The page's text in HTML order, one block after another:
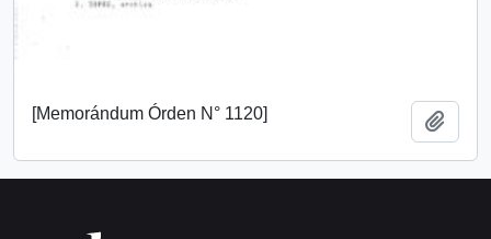
[Memorándum Órden N° 1120]